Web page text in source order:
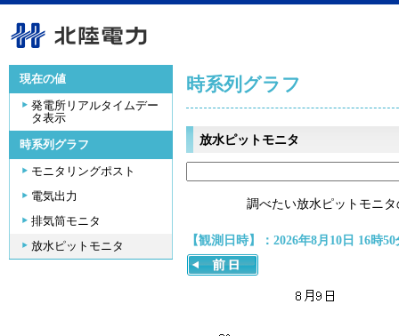
現在の値
発電所リアルタイムデー
タ表示
時系列グラフ
モニタリングポスト
電気出力
排気筒モニタ
放水ピットモニタ
時系列グラフ
放水ピットモニタ
調べたい放水ピットモニ
【観測日時】：2026年8月10日 16時50